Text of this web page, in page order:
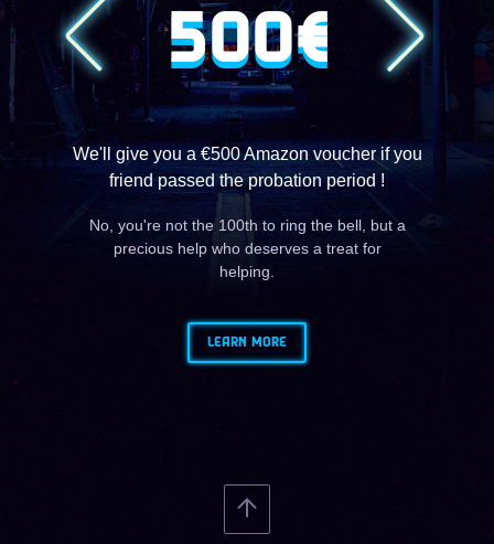
500€
We'll give you a €500 Amazon voucher if you
friend passed the probation period !
No, you're not the 100th to ring the bell, but a
precious help who deserves a treat for
helping.
LEARN MORE